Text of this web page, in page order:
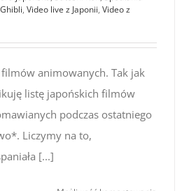
, Video live z Japonii, Video z
animowanych. Tak jak
listę japońskich filmów
podczas ostatniego
Liczymy na to,
[...]